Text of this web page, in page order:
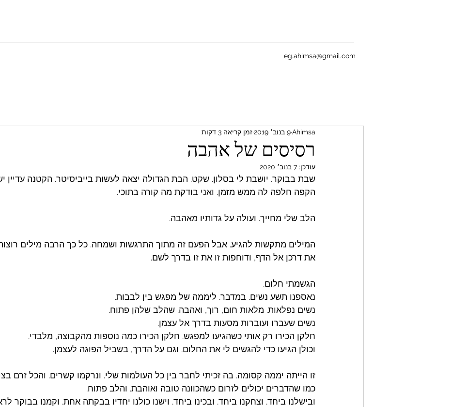
eg.ahimsa@gmail.com
רסיסים של אהבה
Ahimsa9 בנוב׳ 2019 זמן קריאה 3 דקות
עודכן: 7 בנוב׳ 2020
שבת בבוקר. יושבת לי בסלון. שקט. הבת הגדולה יצאה לעשות בייביסיטר. הקטנה עדיין
הקפה חלפה לה ממש מזמן. ואני בודקת מה קורה בתוכי.
הלב שלי מחייך. ועולה על גדותיו מאהבה.
המילים מתקשות להגיע. אבל הפעם זה מתוך התרגשות ושמחה. כל כך הרבה מילים
את דרכן אל הדף, ודוחפות זו את זו בדרך לשם.
הגשמתי חלום.
נאספנו תשע נשים. במדבר. ליממה של מפגש בין לבבות.
נשים נפלאות. מלאות חום, רוך, ואהבה. שהלב שלהן פתוח.
נשים שעברו ועוברות מסעות בדרך אל עצמן.
חלקן הכירו רק אותי כשהגיעו למפגש. חלקן הכירו כמה נוספות מהקבוצה, מלבדי.
וכולן הגיעו כדי להגשים לי את החלום. וגם על הדרך, בשביל הפוגה לעצמן.
זו הייתה יממה קסומה. בה זכיתי לחבר בין כל העולמות שלי. ונרקמו קשרים. והכל זרם
כמו שהדברים יכולים לזרום כשהכוונה טובה ואוהבת. והלב פתוח.
ובישלנו ביחד. וצחקנו ביחד. ובכינו ביחד. וישנו כולנו יחדיו בבקתה אחת. וקמנו בבוקר